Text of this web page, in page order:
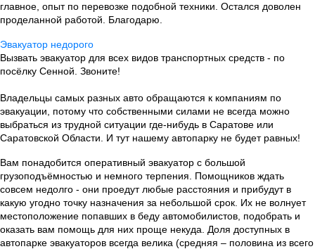
главное, опыт по перевозке подобной техники. Остался доволен
проделанной работой. Благодарю.
Эвакуатор недорого
Вызвать эвакуатор для всех видов транспортных средств - по
посёлку Сенной. Звоните!
Владельцы самых разных авто обращаются к компаниям по
эвакуации, потому что собственными силами не всегда можно
выбраться из трудной ситуации где-нибудь в Саратове или
Саратовской Области. И тут нашему автопарку не будет равных!
Вам понадобится оперативный эвакуатор с большой
грузоподъёмностью и немного терпения. Помощников ждать
совсем недолго - они проедут любые расстояния и прибудут в
какую угодно точку назначения за небольшой срок. Их не волнует
местоположение попавших в беду автомобилистов, подобрать и
оказать вам помощь для них проще некуда. Доля доступных в
автопарке эвакуаторов всегда велика (средняя – половина из всего